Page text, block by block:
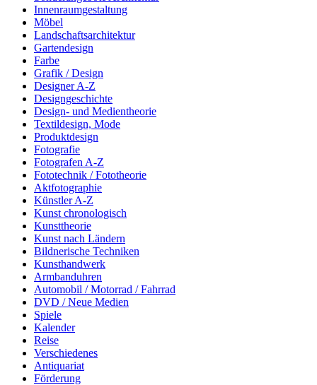
Innenraumgestaltung
Möbel
Landschaftsarchitektur
Gartendesign
Farbe
Grafik / Design
Designer A-Z
Designgeschichte
Design- und Medientheorie
Textildesign, Mode
Produktdesign
Fotografie
Fotografen A-Z
Fototechnik / Fototheorie
Aktfotographie
Künstler A-Z
Kunst chronologisch
Kunsttheorie
Kunst nach Ländern
Bildnerische Techniken
Kunsthandwerk
Armbanduhren
Automobil / Motorrad / Fahrrad
DVD / Neue Medien
Spiele
Kalender
Reise
Verschiedenes
Antiquariat
Förderung